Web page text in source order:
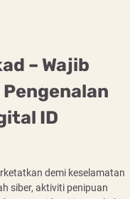
– Wajib
ID
demi keselamatan
siber, aktiviti penipuan